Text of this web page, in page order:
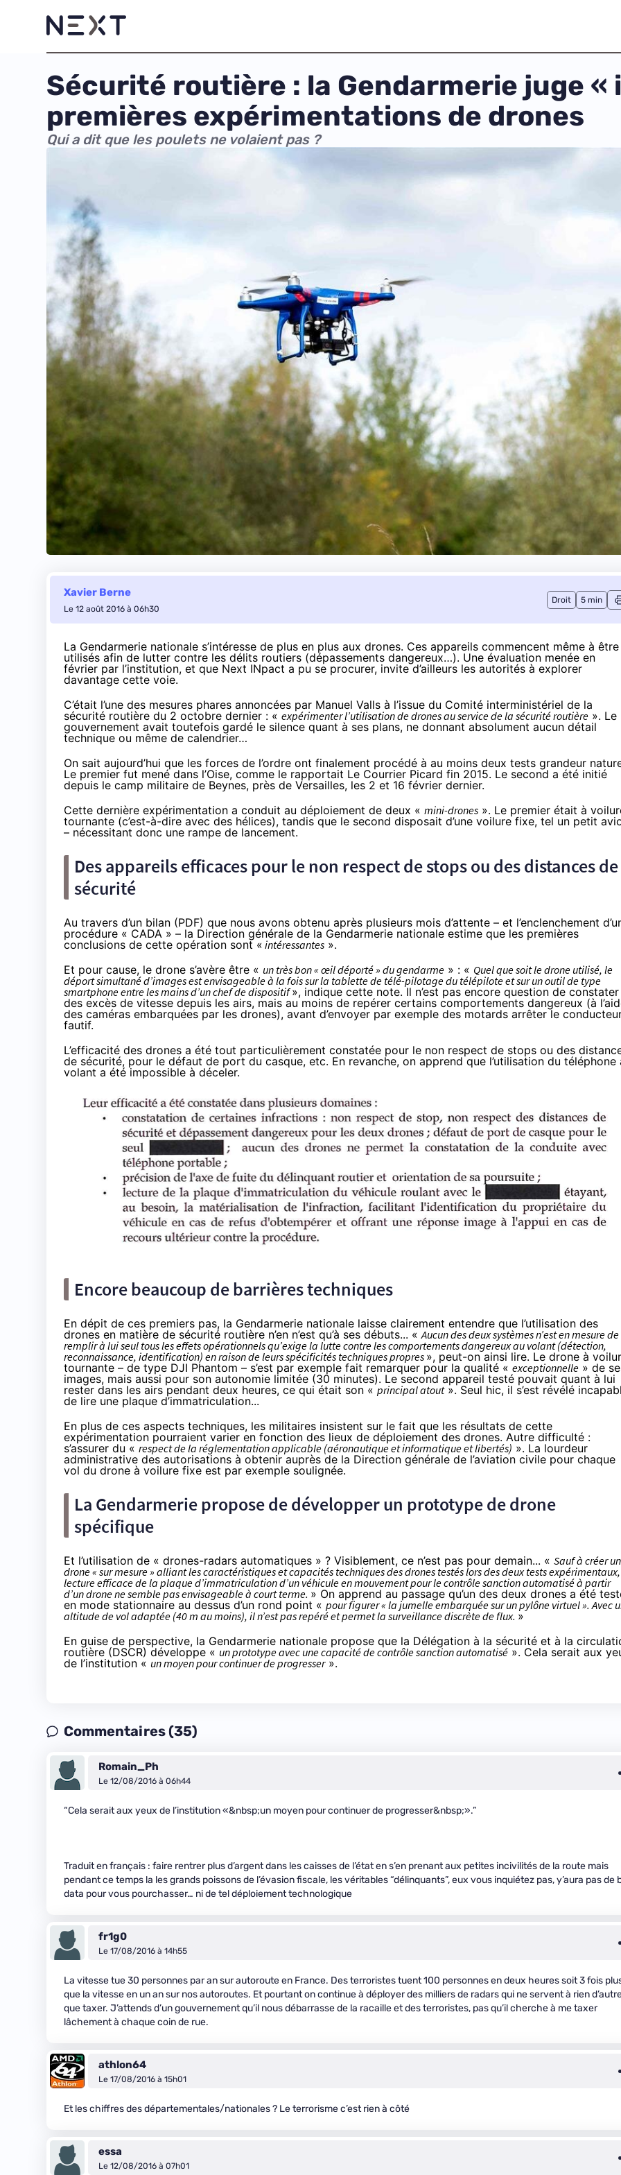
Sécurité routière : la Gendarmerie juge
premières expérimentations de drones
Qui a dit que les poulets ne volaient pas ?
Xavier Berne
Le 12 août 2016 à 06h30
Droit 5 min
La Gendarmerie nationale s’intéresse de plus en plus aux drones. Ces appareils commencent même à être
utilisés afin de lutter contre les délits routiers (dépassements dangereux…). Une évaluation menée en
février par l’institution, et que Next INpact a pu se procurer, invite d’ailleurs les autorités à explorer
davantage cette voie.
C’était l’une des mesures phares annoncées par Manuel Valls à l’issue du Comité interministériel de la
sécurité routière du 2 octobre dernier : « expérimenter l’utilisation de drones au service de la sécurité routière ». Le
gouvernement avait toutefois gardé le silence quant à ses plans, ne donnant absolument aucun détail
technique ou même de calendrier…
On sait aujourd’hui que les forces de l’ordre ont finalement procédé à au moins deux tests grandeur
Le premier fut mené dans l’Oise, comme le rapportait Le Courrier Picard fin 2015. Le second a été initié
depuis le camp militaire de Beynes, près de Versailles, les 2 et 16 février dernier.
Cette dernière expérimentation a conduit au déploiement de deux « mini-drones ». Le premier était à
tournante (c’est-à-dire avec des hélices), tandis que le second disposait d’une voilure fixe, tel un petit
– nécessitant donc une rampe de lancement.
Des appareils efficaces pour le non respect de stops ou des distances de
sécurité
Au travers d’un bilan (PDF) que nous avons obtenu après plusieurs mois d’attente – et l’enclenchement
procédure « CADA » – la Direction générale de la Gendarmerie nationale estime que les premières
conclusions de cette opération sont « intéressantes ».
Et pour cause, le drone s’avère être « un très bon « œil déporté » du gendarme » : « Quel que soit le drone utilisé, le
déport simultané d’images est envisageable à la fois sur la tablette de télé-pilotage du télépilote et sur un outil de type
smartphone entre les mains d’un chef de dispositif», indique cette note. Il n’est pas encore question de constater
des excès de vitesse depuis les airs, mais au moins de repérer certains comportements dangereux (à
des caméras embarquées par les drones), avant d’envoyer par exemple des motards arrêter le
fautif.
L’efficacité des drones a été tout particulièrement constatée pour le non respect de stops ou des
de sécurité, pour le défaut de port du casque, etc. En revanche, on apprend que l’utilisation du téléphone
volant a été impossible à déceler.
Encore beaucoup de barrières techniques
En dépit de ces premiers pas, la Gendarmerie nationale laisse clairement entendre que l’utilisation des
drones en matière de sécurité routière n’en n’est qu’à ses débuts... «Aucun des deux systèmes n’est en mesure de
remplir à lui seul tous les effets opérationnels qu’exige la lutte contre les comportements dangereux au volant (détection,
reconnaissance, identification) en raison de leurs spécificités techniques propres », peut-on ainsi lire. Le drone à
tournante – de type DJI Phantom – s’est par exemple fait remarquer pour la qualité « exceptionnelle » de
images, mais aussi pour son autonomie limitée (30 minutes). Le second appareil testé pouvait quant à lui
rester dans les airs pendant deux heures, ce qui était son « principal atout». Seul hic, il s’est révélé
de lire une plaque d’immatriculation...
En plus de ces aspects techniques, les militaires insistent sur le fait que les résultats de cette
expérimentation pourraient varier en fonction des lieux de déploiement des drones. Autre difficulté :
s’assurer du « respect de la réglementation applicable (aéronautique et informatique et libertés) ». La lourdeur
administrative des autorisations à obtenir auprès de la Direction générale de l’aviation civile pour chaque
vol du drone à voilure fixe est par exemple soulignée.
La Gendarmerie propose de développer un prototype de drone
spécifique
Et l’utilisation de « drones-radars automatiques » ? Visiblement, ce n’est pas pour demain... « Sauf à créer un
drone « sur mesure » alliant les caractéristiques et capacités techniques des drones testés lors des deux tests
lecture efficace de la plaque d’immatriculation d’un véhicule en mouvement pour le contrôle sanction automatisé à partir
d’un drone ne semble pas envisageable à court terme. » On apprend au passage qu’un des deux drones a été
en mode stationnaire au dessus d’un rond point « pour figurer « la jumelle embarquée sur un pylône virtuel ». Avec
altitude de vol adaptée (40 m au moins), il n’est pas repéré et permet la surveillance discrète de flux. »
En guise de perspective, la Gendarmerie nationale propose que la Délégation à la sécurité et à la
routière (DSCR) développe « un prototype avec une capacité de contrôle sanction automatisé ». Cela serait aux
de l’institution « un moyen pour continuer de progresser».
Commentaires (35)
Romain_Ph
Le 12/08/2016 à 06h44
“Cela serait aux yeux de l’institution «&nbsp;un moyen pour continuer de progresser&nbsp;».”
Traduit en français : faire rentrer plus d’argent dans les caisses de l’état en s’en prenant aux petites incivilités de la route mais
pendant ce temps la les grands poissons de l’évasion fiscale, les véritables “délinquants”, eux vous inquiétez pas, y’aura pas de
data pour vous pourchasser… ni de tel déploiement technologique
fr1g0
Le 17/08/2016 à 14h55
La vitesse tue 30 personnes par an sur autoroute en France. Des terroristes tuent 100 personnes en deux heures soit 3 fois
que la vitesse en un an sur nos autoroutes. Et pourtant on continue à déployer des milliers de radars qui ne servent à rien
que taxer. J’attends d’un gouvernement qu’il nous débarrasse de la racaille et des terroristes, pas qu’il cherche à me taxer
lâchement à chaque coin de rue.
athlon64
Le 17/08/2016 à 15h01
Et les chiffres des départementales/nationales ? Le terrorisme c’est rien à côté
essa
Le 12/08/2016 à 07h01